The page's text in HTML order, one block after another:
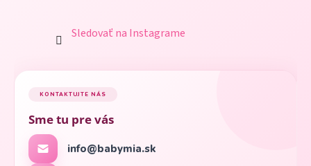
Sledovať na Instagrame
KONTAKTUJTE NÁS
Sme tu pre vás
info@babymia.sk